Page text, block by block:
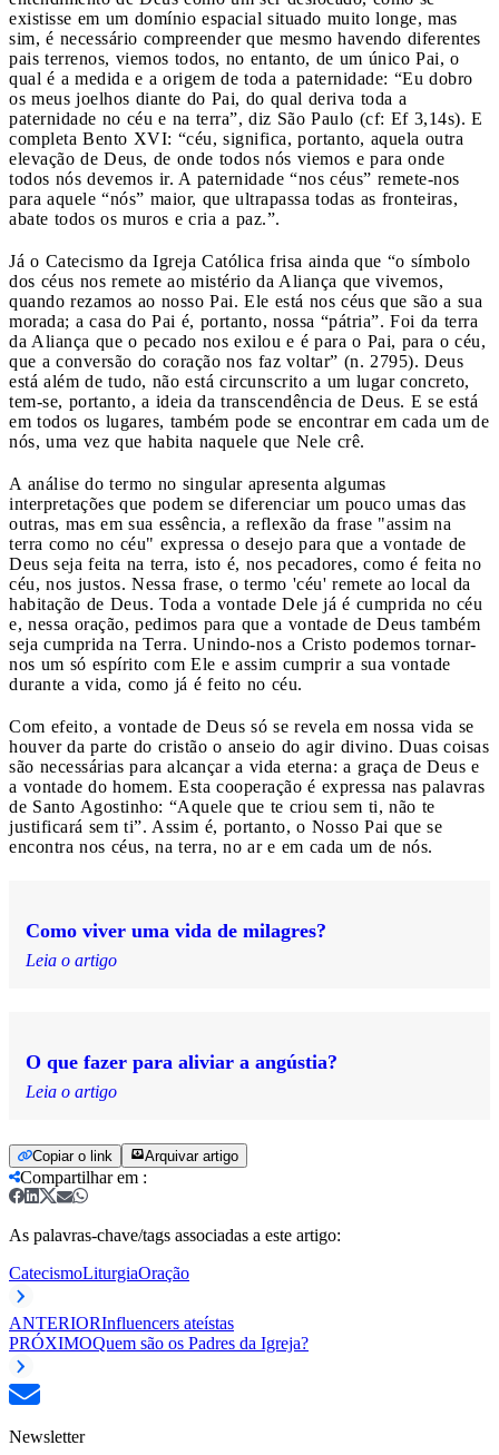
existisse em um domínio espacial situado muito longe, mas
sim, é necessário compreender que mesmo havendo diferentes
pais terrenos, viemos todos, no entanto, de um único Pai, o
qual é a medida e a origem de toda a paternidade: “Eu dobro
os meus joelhos diante do Pai, do qual deriva toda a
paternidade no céu e na terra”, diz São Paulo (cf: Ef 3,14s). E
completa Bento XVI: “céu, significa, portanto, aquela outra
elevação de Deus, de onde todos nós viemos e para onde
todos nós devemos ir. A paternidade “nos céus” remete-nos
para aquele “nós” maior, que ultrapassa todas as fronteiras,
abate todos os muros e cria a paz.”.
Já o Catecismo da Igreja Católica frisa ainda que “o símbolo
dos céus nos remete ao mistério da Aliança que vivemos,
quando rezamos ao nosso Pai. Ele está nos céus que são a sua
morada; a casa do Pai é, portanto, nossa “pátria”. Foi da terra
da Aliança que o pecado nos exilou e é para o Pai, para o céu,
que a conversão do coração nos faz voltar” (n. 2795). Deus
está além de tudo, não está circunscrito a um lugar concreto,
tem-se, portanto, a ideia da transcendência de Deus. E se está
em todos os lugares, também pode se encontrar em cada um de
nós, uma vez que habita naquele que Nele crê.
A análise do termo no singular apresenta algumas
interpretações que podem se diferenciar um pouco umas das
outras, mas em sua essência, a reflexão da frase "assim na
terra como no céu" expressa o desejo para que a vontade de
Deus seja feita na terra, isto é, nos pecadores, como é feita no
céu, nos justos. Nessa frase, o termo 'céu' remete ao local da
habitação de Deus. Toda a vontade Dele já é cumprida no céu
e, nessa oração, pedimos para que a vontade de Deus também
seja cumprida na Terra. Unindo-nos a Cristo podemos tornar-
nos um só espírito com Ele e assim cumprir a sua vontade
durante a vida, como já é feito no céu.
Com efeito, a vontade de Deus só se revela em nossa vida se
houver da parte do cristão o anseio do agir divino. Duas coisas
são necessárias para alcançar a vida eterna: a graça de Deus e
a vontade do homem. Esta cooperação é expressa nas palavras
de Santo Agostinho: “Aquele que te criou sem ti, não te
justificará sem ti”. Assim é, portanto, o Nosso Pai que se
encontra nos céus, na terra, no ar e em cada um de nós.
Como viver uma vida de milagres?
Leia o artigo
O que fazer para aliviar a angústia?
Leia o artigo
Copiar o link Arquivar artigo
Compartilhar em :
As palavras-chave/tags associadas a este artigo:
CatecismoLiturgiaOração
ANTERIORInfluencers ateístas
PRÓXIMOQuem são os Padres da Igreja?
Newsletter